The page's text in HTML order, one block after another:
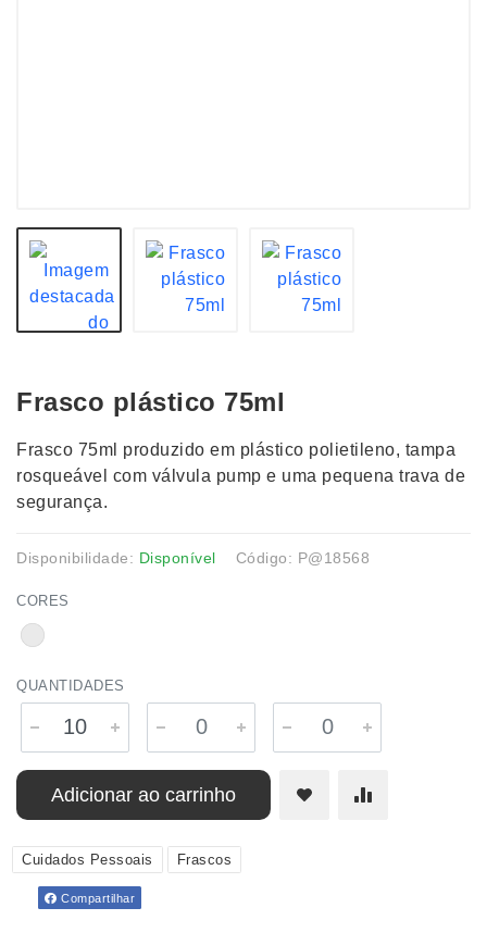
Frasco plástico 75ml
Frasco 75ml produzido em plástico polietileno, tampa
rosqueável com válvula pump e uma pequena trava de
segurança.
Disponibilidade: Disponível Código: P@18568
CORES
QUANTIDADES
Adicionar ao carrinho
Cuidados Pessoais Frascos
Compartilhar